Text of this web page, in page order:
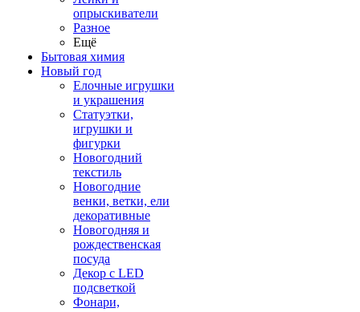
опрыскиватели
Разное
Ещё
Бытовая химия
Новый год
Елочные игрушки
и украшения
Статуэтки,
игрушки и
фигурки
Новогодний
текстиль
Новогодние
венки, ветки, ели
декоративные
Новогодняя и
рождественская
посуда
Декор с LED
подсветкой
Фонари,